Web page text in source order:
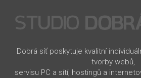
Dobrá síť poskytuje kvalitní
tvorby webů,
servisu PC a sítí, hostingů a